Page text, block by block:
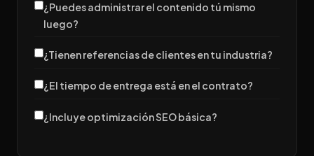
¿Puedes administrar el contenido tú mismo
luego?
¿Tienen referencias de clientes en tu industria?
¿El tiempo de entrega está en el contrato?
¿Incluye optimización SEO básica?